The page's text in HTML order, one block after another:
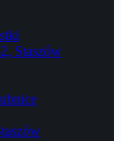
Staszów